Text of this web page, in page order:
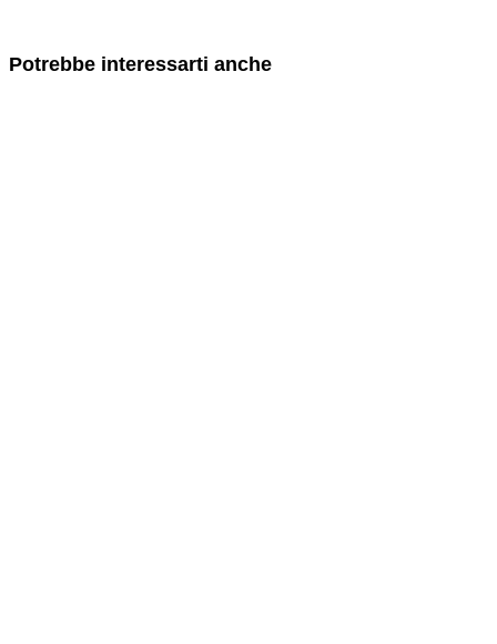
Potrebbe interessarti anche